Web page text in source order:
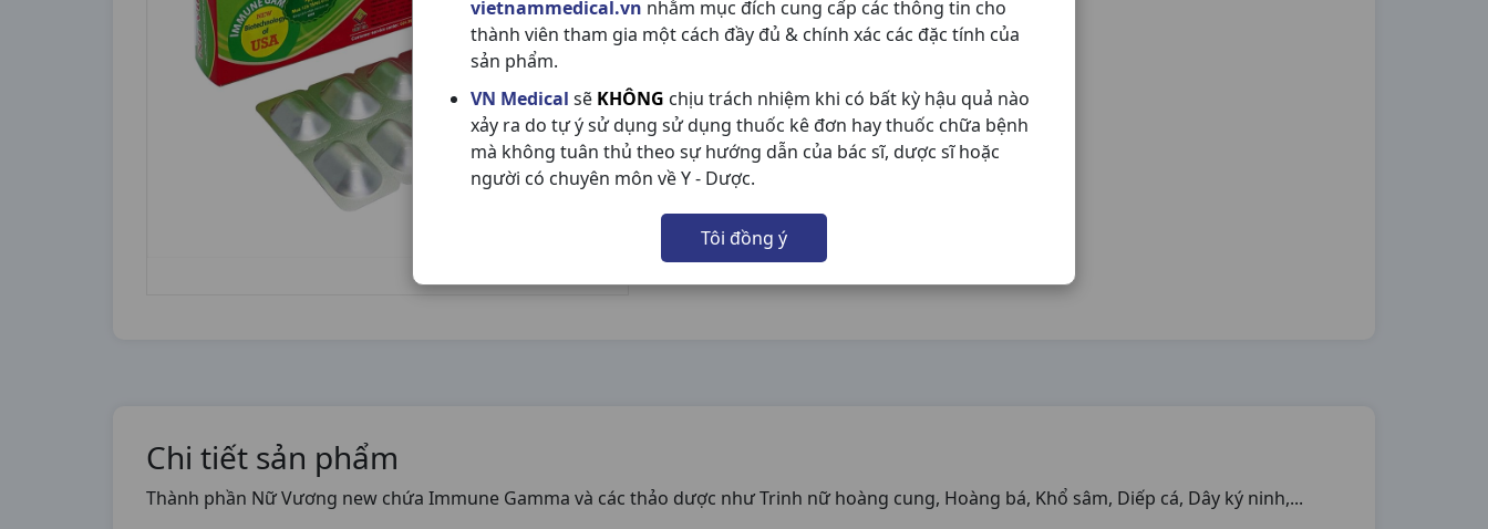
vietnammedical.vn nhằm mục đích cung cấp các thông tin cho
thành viên tham gia một cách đầy đủ & chính xác các đặc tính của
sản phẩm.
VN Medical sẽ KHÔNG chịu trách nhiệm khi có bất kỳ hậu quả nào
xảy ra do tự ý sử dụng sử dụng thuốc kê đơn hay thuốc chữa bệnh
mà không tuân thủ theo sự hướng dẫn của bác sĩ, dược sĩ hoặc
người có chuyên môn về Y - Dược.
Tôi đồng ý
Chi tiết sản phẩm
Thành phần Nữ Vương new chứa Immune Gamma và các thảo dược như Trinh nữ hoàng cung, Hoàng bá, Khổ sâm, Diếp cá, Dây ký ninh,...